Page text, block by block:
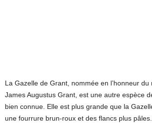
La Gazelle de Grant, nommée en l’honneur
James Augustus Grant, est une autre espèce
bien connue. Elle est plus grande que la
une fourrure brun-roux et des flancs plus pâles.